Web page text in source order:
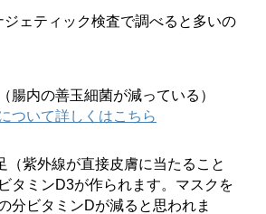
ェティック検査で調べると多いの
腸内の善玉細菌が減っている）
ついて詳しくはこちら
（紫外線が直接皮膚に当たること
タミンD3が作られます。マスクを
分ビタミンDが減ると思われま